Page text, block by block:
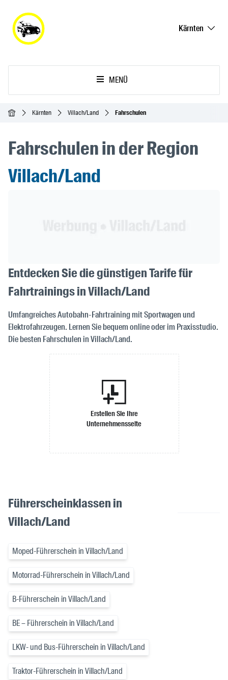
Kärnten
MENÜ
StartseiteKärnten Villach/Land Fahrschulen
Fahrschulen in der Region
Villach/Land
Entdecken Sie die günstigen Tarife für
Fahrtrainings in Villach/Land
Umfangreiches Autobahn-Fahrtraining mit Sportwagen und
Elektrofahrzeugen. Lernen Sie bequem online oder im Praxisstudio.
Die besten Fahrschulen in Villach/Land.
Erstellen Sie Ihre
Unternehmensseite
Führerscheinklassen in
Villach/Land
Moped-Führerschein in Villach/Land
Motorrad-Führerschein in Villach/Land
B-Führerschein in Villach/Land
BE – Führerschein in Villach/Land
LKW- und Bus-Führerschein in Villach/Land
Traktor-Führerschein in Villach/Land